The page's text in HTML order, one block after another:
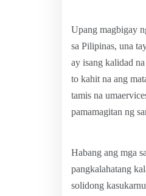
Upang magbigay
sa Pilipinas, una
ay isang kalidad
to kahit na ang
tamis na
pamamagitan ng
Habang ang mga
pangkalahatang
solidong